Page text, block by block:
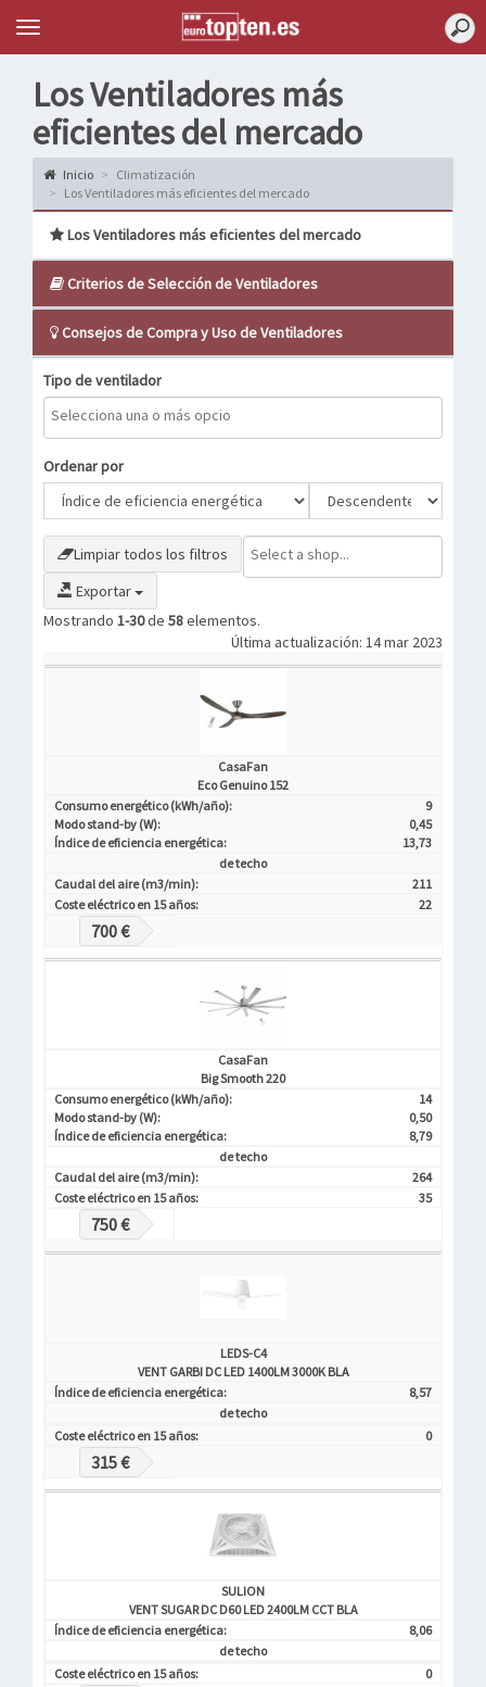
Topten
Menu
Los Ventiladores más
eficientes del mercado
Inicio
Climatización
Los Ventiladores más eficientes del mercado
Los Ventiladores más eficientes del mercado
Criterios de Selección de Ventiladores
Consejos de Compra y Uso de Ventiladores
Tipo de ventilador
Ordenar por
Limpiar todos los filtros
Exportar
Mostrando 1-30de 58elementos.
Última actualización: 14 mar 2023
CasaFan
Eco Genuino 152
Consumo energético (kWh/año):
9
Modo stand-by (W):
0,45
Índice de eficiencia energética:
13,73
de techo
Caudal del aire (m3/min):
211
Coste eléctrico en 15 años:
22
700 €
CasaFan
Big Smooth 220
Consumo energético (kWh/año):
14
Modo stand-by (W):
0,50
Índice de eficiencia energética:
8,79
de techo
Caudal del aire (m3/min):
264
Coste eléctrico en 15 años:
35
750 €
LEDS-C4
VENT GARBI DC LED 1400LM 3000K BLA
Índice de eficiencia energética:
8,57
de techo
Coste eléctrico en 15 años:
0
315 €
SULION
VENT SUGAR DC D60 LED 2400LM CCT BLA
Índice de eficiencia energética:
8,06
de techo
Coste eléctrico en 15 años:
0